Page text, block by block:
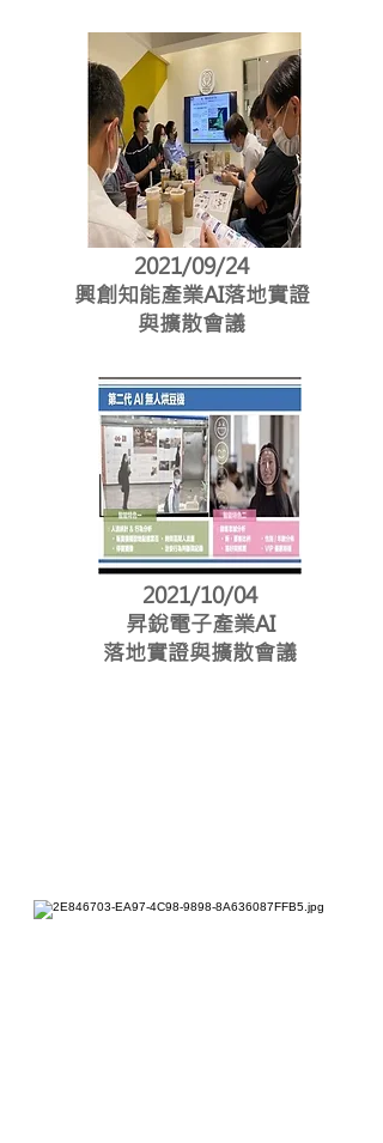
2021/09/24
興創知能產業AI落地實證
與擴散會議
2021/10/04
昇銳電子產業AI
落地實證與擴散會議